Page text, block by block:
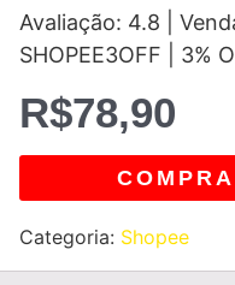
Avaliação: 4.8 |
SHOPEE3OFF | 3%
R$78,90
Categoria: Shopee